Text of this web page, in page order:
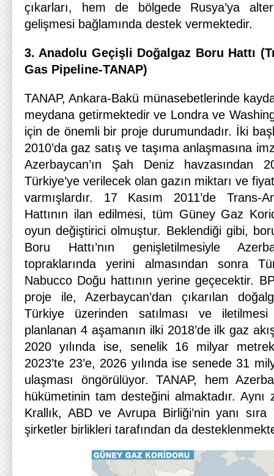
çıkarları, hem de bölgede Rusya’ya
gelişmesi bağlamında destek vermektedir.
3. Anadolu Geçişli Doğalgaz Boru Hattı
Gas Pipeline-TANAP)
TANAP, Ankara-Bakü münasebetlerinde
meydana getirmektedir ve Londra ve
için de önemli bir proje durumundadır. İki
2010’da gaz satış ve taşıma anlaşmasına
Azerbaycan’ın Şah Deniz havzasından
Türkiye’ye verilecek olan gazın miktarı ve
varmışlardır. 17 Kasım 2011’de Trans-
Hattının ilan edilmesi, tüm Güney Gaz
oyun değiştirici olmuştur. Beklendiği gibi,
Boru Hattı’nın genişletilmesiyle
topraklarında yerini almasından sonra
Nabucco Doğu hattının yerine geçecektir.
proje ile, Azerbaycan’dan çıkarılan
Türkiye üzerinden satılması ve iletilmesi
planlanan 4 aşamanın ilki 2018’de ilk gaz
2020 yılında ise, senelik 16 milyar
2023’te 23’e, 2026 yılında ise senede 31
ulaşması öngörülüyor. TANAP, hem
hükümetinin tam desteğini almaktadır.
Krallık, ABD ve Avrupa Birliği’nin yanı
şirketler birlikleri tarafından da